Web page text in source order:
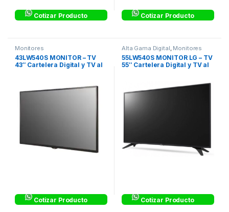
Cotizar Producto Cotizar Producto
Monitores
43LW540S MONITOR – TV
43″ Cartelera Digital y TV al
Cotizar Producto
Alta Gama Digital, Monitores
55LW540S MONITOR LG – TV
55″ Cartelera Digital y TV al
Cotizar Producto